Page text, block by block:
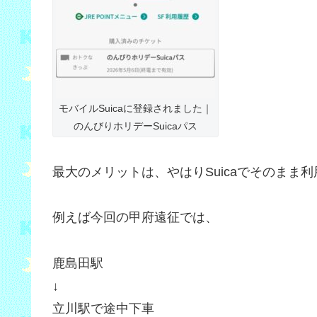
モバイルSuicaに登録されました｜
のんびりホリデーSuicaパス
最大のメリットは、やはりSuicaでそのまま利
例えば今回の甲府遠征では、
鹿島田駅
↓
立川駅で途中下車